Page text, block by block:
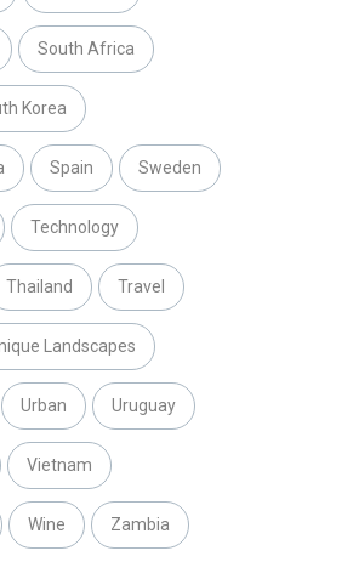
South Africa
Korea
Spain Sweden
Technology
Thailand Travel
Landscapes
Urban Uruguay
Vietnam
Wine Zambia